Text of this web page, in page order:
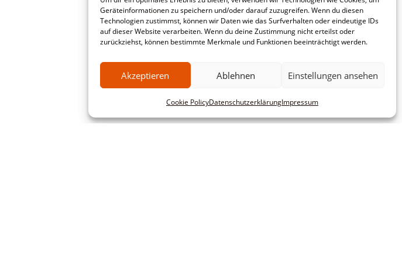
Geräteinformationen zu speichern und/oder darauf zuzugreifen. Wenn du diesen
Technologien zustimmst, können wir Daten wie das Surfverhalten oder eindeutige IDs
auf dieser Website verarbeiten. Wenn du deine Zustimmung nicht erteilst oder
zurückziehst, können bestimmte Merkmale und Funktionen beeinträchtigt werden.
Akzeptieren Ablehnen Einstellungen ansehen
Cookie PolicyDatenschutzerklärungImpressum